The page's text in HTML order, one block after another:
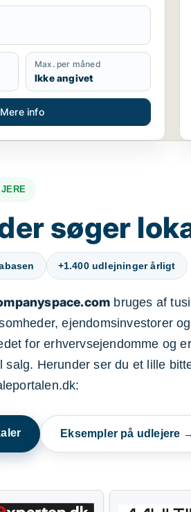
Max. per måned
Ikke angivet
Mere info
søger
+1.400 udlejninger årligt
bruges af
ejendomsinvestorer
for erhvervsejendomme og
Herunder ser du et lille
Eksempler på udlejere